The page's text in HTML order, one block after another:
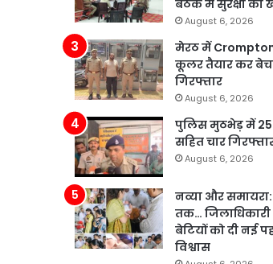
बैठक में सुरक्षा का
August 6, 2026
मेरठ में
कूलर तैयार कर
गिरफ्तार
August 6, 2026
पुलिस मुठभेड़ में
सहित चार
August 6, 2026
नव्या और समायरा:
तक…
बेटियों को दी नई
विश्वास